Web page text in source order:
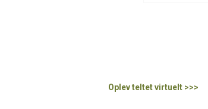
Oplev teltet virtuelt >>>